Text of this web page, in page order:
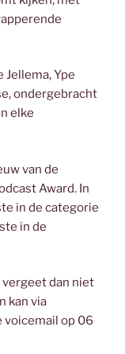
Jellema, Ype
ondergebracht
elke
van de
Award. In
in de categorie
in de
dan niet
kan via
voicemail op 06